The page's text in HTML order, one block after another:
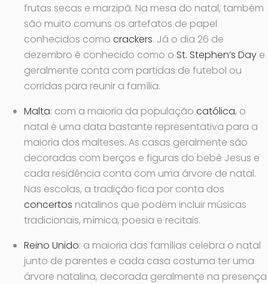
frutas secas e marzipã. Na mesa do natal, também
são muito comuns os artefatos de papel
conhecidos como crackers. Já o dia 26 de
dezembro é conhecido como o St. Stephen’s Day e
geralmente conta com partidas de futebol ou
corridas para reunir a família.
Malta: com a maioria da população católica, o
natal é uma data bastante representativa para a
maioria dos malteses. As casas geralmente são
decoradas com berços e figuras do bebê Jesus e
cada residência conta com uma árvore de natal.
Nas escolas, a tradição fica por conta dos
concertos natalinos que podem incluir músicas
tradicionais, mímica, poesia e recitais.
Reino Unido: a maioria das famílias celebra o natal
junto de parentes e cada casa costuma ter uma
árvore natalina, decorada geralmente na presença